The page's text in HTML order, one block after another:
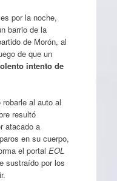
por la noche,
barrio de la
de Morón, al
de que un
intento de
al auto al
resultó
atacado a
en su cuerpo,
el portal EOL
sustraído por los